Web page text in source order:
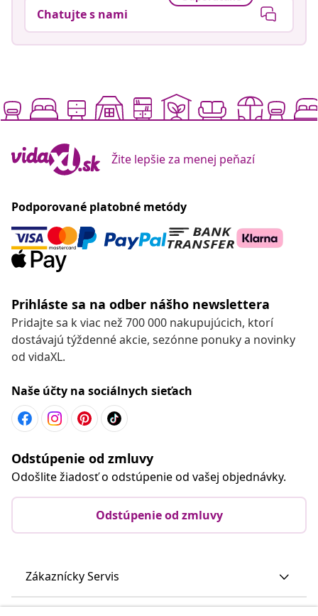
Chatujte s nami
Žite lepšie za menej peňazí
Podporované platobné metódy
Prihláste sa na odber nášho newslettera
Pridajte sa k viac než 700 000 nakupujúcich, ktorí
dostávajú týždenné akcie, sezónne ponuky a novinky
od vidaXL.
Naše účty na sociálnych sieťach
Odstúpenie od zmluvy
Odošlite žiadosť o odstúpenie od vašej objednávky.
Odstúpenie od zmluvy
Zákaznícky Servis